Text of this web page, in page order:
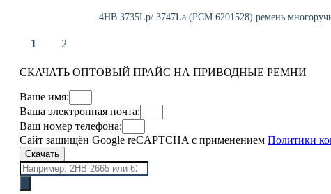
4HB 3735Lp/ 3747La (РСМ 6201528) ремень
1 2
СКАЧАТЬ ОПТОВЫЙ ПРАЙС НА ПРИВОДНЫЕ РЕМНИ
Ваше имя:
Ваша электронная почта:
Ваш номер телефона:
Сайт защищён Google reCAPTCHA с применением Политики
Скачать
Поиск
товаров